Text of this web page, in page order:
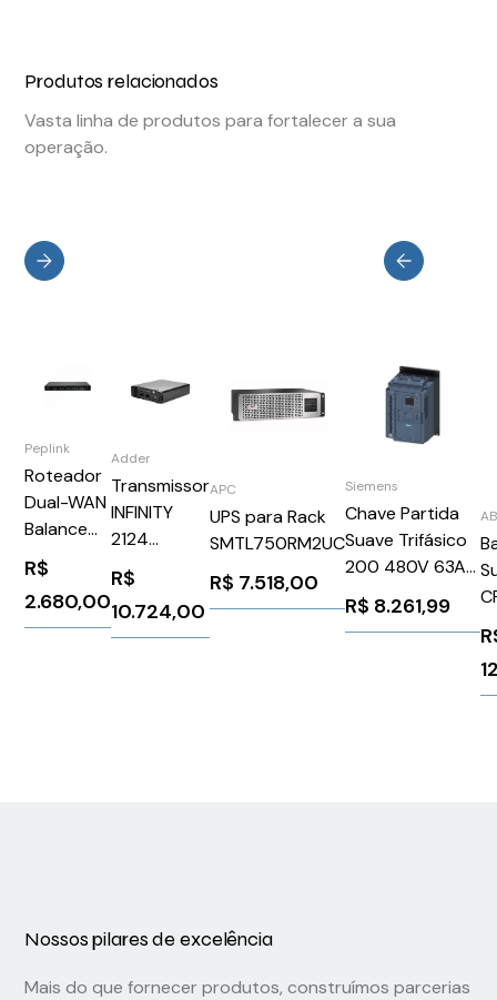
Produtos relacionados
Vasta linha de produtos para fortalecer a sua
operação.
Peplink
Roteador
Dual-WAN
Balance
One BPL-
ONE
R$
2.680,00
Adder
Transmissor
INFINITY
2124
ALIF2124T-
US
R$
10.724,00
APC
UPS para Rack
SMTL750RM2UC
R$ 7.518,00
Siemens
Chave Partida
Suave Trifásico
200 480V 63A
24V
3RW55253HA04
R$ 8.261,99
Nossos pilares de excelência
Mais do que fornecer produtos, construímos parcerias